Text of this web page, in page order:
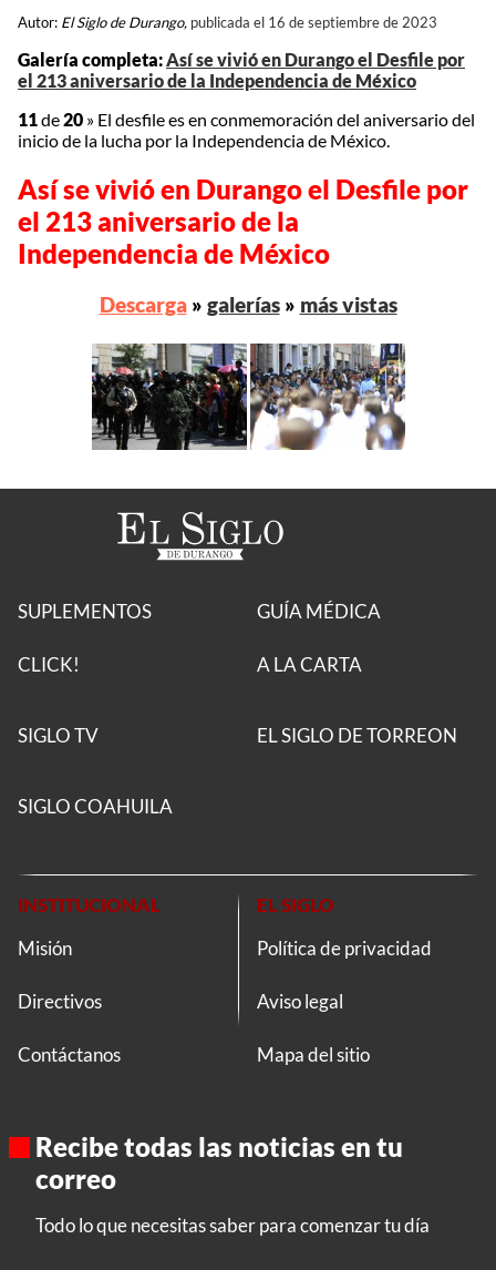
Autor: El Siglo de Durango, publicada el 16 de septiembre de 2023
Galería completa:Así se vivió en Durango el Desfile por
el 213 aniversario de la Independencia de México
11de20 » El desfile es en conmemoración del aniversario del
inicio de la lucha por la Independencia de México.
Así se vivió en Durango el Desfile por
el 213 aniversario de la
Independencia de México
Descarga» galerías» más vistas
SUPLEMENTOS
CLICK!
GUÍA MÉDICA
A LA CARTA
SIGLO TV EL SIGLO DE TORREON
SIGLO COAHUILA
INSTITUCIONAL
Misión
Directivos
Contáctanos
EL SIGLO
Política de privacidad
Aviso legal
Mapa del sitio
Recibe todas las noticias en tu
correo
Todo lo que necesitas saber para comenzar tu día